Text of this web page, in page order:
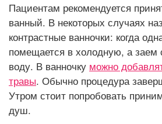
Пациентам рекомендуется
ванный. В некоторых случаях
контрастные ванночки: когда
помещается в холодную, а заем
воду. В ванночку можно
травы. Обычно процедура
Утром стоит попробовать
душ.